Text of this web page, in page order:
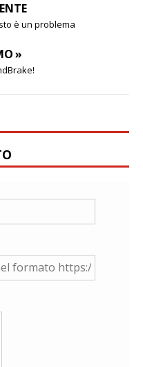
è un problema
»